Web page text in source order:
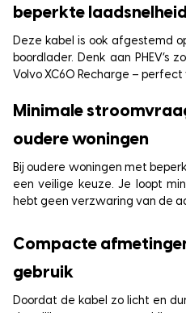
beperkte laadsnelheid
Deze kabel is ook afgestemd
boordlader. Denk aan PHEV’s
Volvo XC60 Recharge –
Minimale
oudere woningen
Bij oudere woningen met
een veilige keuze. Je loopt
hebt geen verzwaring van de
Compacte
gebruik
Doordat de kabel zo licht en